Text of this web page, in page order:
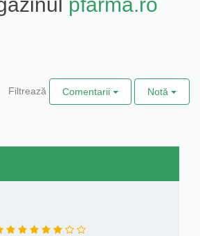
Filtrează Comentarii Notă